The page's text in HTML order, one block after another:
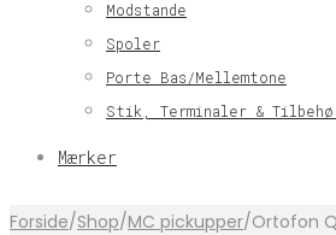
Modstande
Spoler
Porte Bas/Mellemtone
Stik, Terminaler &
Mærker
Forside/Shop/MC pickupper/Ortofon